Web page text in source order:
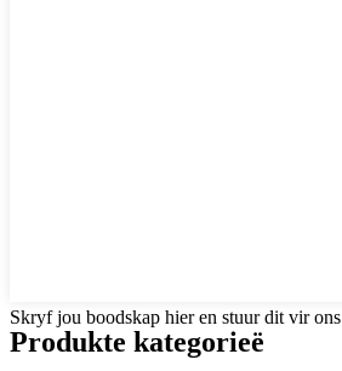
Skryf jou boodskap hier en stuur dit vir ons
Produkte kategorieë